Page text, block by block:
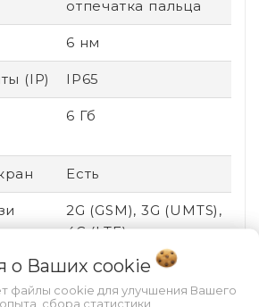
отпечатка пальца
6 нм
(IP) IP65
6 Гб
Есть
2G (GSM), 3G (UMTS),
4G (LTE)
Нет
о Ваших cookie
файлы cookie для улучшения Вашего
сбора статистики